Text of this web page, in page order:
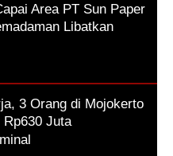
Area PT Sun Paper
Libatkan
3 Orang di Mojokerto
Rp630 Juta